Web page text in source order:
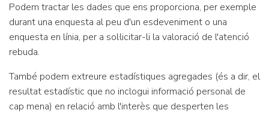
Podem tractar les dades que ens proporciona, per exemple
durant una enquesta al peu d'un esdeveniment o una
enquesta en línia, per a sol·licitar-li la valoració de l'atenció
rebuda.
També podem extreure estadístiques agregades (és a dir, el
resultat estadístic que no inclogui informació personal de
cap mena) en relació amb l'interès que desperten les